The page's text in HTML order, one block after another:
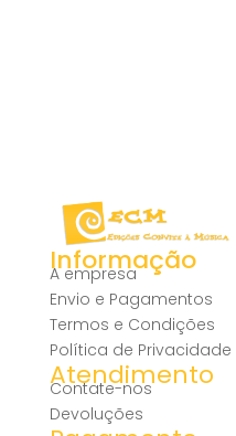
Informação
A empresa
Envio e Pagamentos
Termos e Condições
Política de Privacidade
Atendimento
Contate-nos
Devoluções